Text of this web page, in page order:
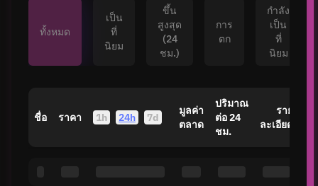
ทั้งหมด
เป็น
ที่
นิยม
ขึ้น
สูงสุด
(24
ชม.)
การ
ตก
กำลัง
เป็น
ที่
นิยม
ชื่อ ราคา 1h 24h 7d
มูลค่า
ตลาด
ปริมาณ
ต่อ 24
ชม.
ราย
ละเอียด